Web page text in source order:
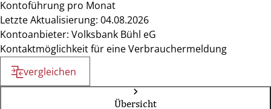
Kontoführung pro Monat
Letzte Aktualisierung: 04.08.2026
Kontoanbieter: Volksbank Bühl eG
Kontaktmöglichkeit für eine Verbrauchermeldung
vergleichen
Übersicht